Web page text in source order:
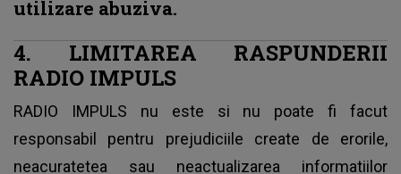
utilizare abuziva.
4. LIMITAREA RASPUNDERII
RADIO IMPULS
RADIO IMPULS nu este si nu poate fi facut
responsabil pentru prejudiciile create de erorile,
neacuratetea sau neactualizarea informatiilor